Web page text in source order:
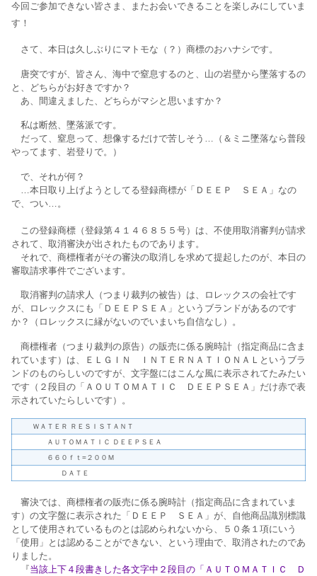
今回ご参加できない皆さま、またお会いできることを楽しみにしていま
す！
さて、本日は久しぶりにマトモな（？）商標のおハナシです。
唐突ですが、皆さん、海中で窒息するのと、山の岩壁から墜落するの
と、どちらがお好きですか？
あ、間違えました、どちらがマシと思いますか？
私は断然、墜落派です。
だって、窒息って、想像するだけで苦しそう…（＆ミニ墜落なら普段
やってます、岩登りで。）
で、それが何？
…本日取り上げようとしてる登録商標が「ＤＥＥＰ ＳＥＡ」なの
で、つい…。
この登録商標（登録第４１４６８５５号）は、不使用取消審判が請求
されて、取消審決が出されたものであります。
それで、商標権者がその審決の取消しを求めて提起したのが、本日の
審取請求事件でございます。
取消審判の請求人（つまり裁判の被告）は、ロレックスの会社です
が、ロレックスにも「ＤＥＥＰＳＥＡ」というブランドがあるのです
か？（ロレックスに縁がないのでいまいち自信なし）。
商標権者（つまり裁判の原告）の販売に係る腕時計（指定商品に含ま
れています）は、ＥＬＧＩＮ ＩＮＴＥＲＮＡＴＩＯＮＡＬというブラ
ンドのものらしいのですが、文字盤にはこんな風に表示されてたみたい
です（２段目の「ＡＯＵＴＯＭＡＴＩＣ ＤＥＥＰＳＥＡ」だけ赤で表
示されていたらしいです）。
ＷＡＴＥＲ ＲＥＳＩＳＴＡＮＴ
ＡＵＴＯＭＡＴＩＣ ＤＥＥＰＳＥＡ
６６０ｆｔ=２００Ｍ
ＤＡＴＥ
審決では、商標権者の販売に係る腕時計（指定商品に含まれていま
す）の文字盤に表示された「ＤＥＥＰ ＳＥＡ」が、自他商品識別標識
として使用されているものとは認められないから、５０条１項にいう
「使用」とは認めることができない、という理由で、取消されたのであ
りました。
『当該上下４段書きした各文字中２段目の「ＡＵＴＯＭＡＴＩＣ Ｄ